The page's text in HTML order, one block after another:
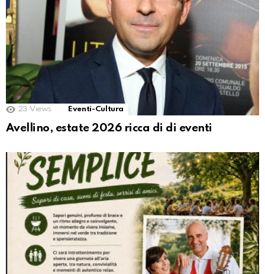
23 Views Eventi-Cultura
Avellino, estate 2026 ricca di di eventi